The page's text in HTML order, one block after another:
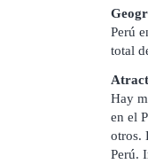
Perú
total
Hay
en el
otros.
Perú.